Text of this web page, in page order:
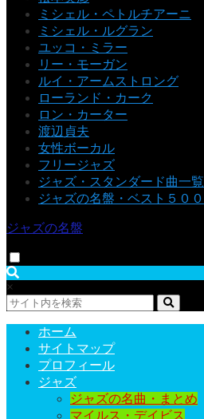
ミシェル・ペトルチアーニ
ミシェル・ルグラン
ユッコ・ミラー
リー・モーガン
ルイ・アームストロング
ローランド・カーク
ロン・カーター
渡辺貞夫
女性ボーカル
フリージャズ
ジャズ・スタンダード曲一覧
ジャズの名盤・ベスト５００
ジャズの名盤
×
ホーム
サイトマップ
プロフィール
ジャズ
ジャズの名曲・まとめ
マイルス・デイビス